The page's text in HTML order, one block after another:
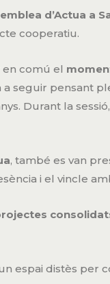
d’Actua a
cooperatiu.
en comú el
a seguir pensant
Durant la
, també es van
i el vincle
espai distès per